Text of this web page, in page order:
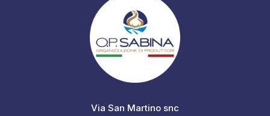
Via San Martino snc